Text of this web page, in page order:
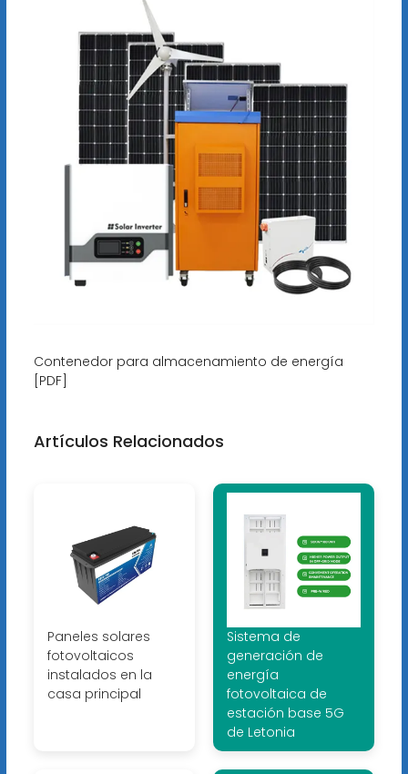
Contenedor para almacenamiento de energía
[PDF]
Artículos Relacionados
Paneles solares
fotovoltaicos
instalados en la
casa principal
Sistema de
generación de
energía
fotovoltaica de
estación base 5G
de Letonia